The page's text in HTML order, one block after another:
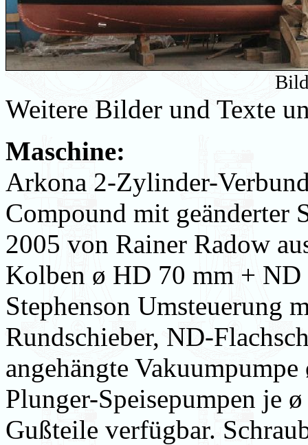
Weitere Bilder und Texte
Maschine:
Arkona 2-Zylinder-
Compound mit geänderter
2005 von Rainer Radow
Kolben ø HD 70 mm +
Stephenson Umsteuerung
Rundschieber, ND-
angehängte
Plunger-Speisepumpen je
Gußteile verfügbar.